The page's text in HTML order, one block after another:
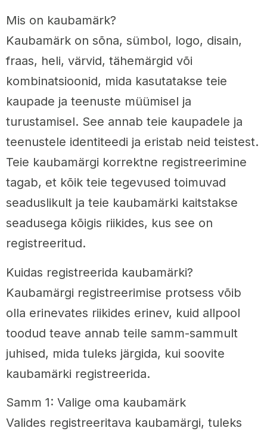
Mis on kaubamärk?
Kaubamärk on sõna, sümbol, logo, disain,
fraas, heli, värvid, tähemärgid või
kombinatsioonid, mida kasutatakse teie
kaupade ja teenuste müümisel ja
turustamisel. See annab teie kaupadele ja
teenustele identiteedi ja eristab neid teistest.
Teie kaubamärgi korrektne registreerimine
tagab, et kõik teie tegevused toimuvad
seaduslikult ja teie kaubamärki kaitstakse
seadusega kõigis riikides, kus see on
registreeritud.
Kuidas registreerida kaubamärki?
Kaubamärgi registreerimise protsess võib
olla erinevates riikides erinev, kuid allpool
toodud teave annab teile samm-sammult
juhised, mida tuleks järgida, kui soovite
kaubamärki registreerida.
Samm 1: Valige oma kaubamärk
Valides registreeritava kaubamärgi, tuleks